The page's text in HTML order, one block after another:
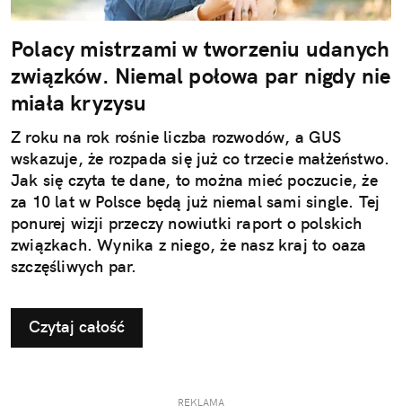
Polacy mistrzami w tworzeniu udanych
związków. Niemal połowa par nigdy nie
miała kryzysu
Z roku na rok rośnie liczba rozwodów, a GUS
wskazuje, że rozpada się już co trzecie małżeństwo.
Jak się czyta te dane, to można mieć poczucie, że
za 10 lat w Polsce będą już niemal sami single. Tej
ponurej wizji przeczy nowiutki raport o polskich
związkach. Wynika z niego, że nasz kraj to oaza
szczęśliwych par.
Czytaj całość
REKLAMA